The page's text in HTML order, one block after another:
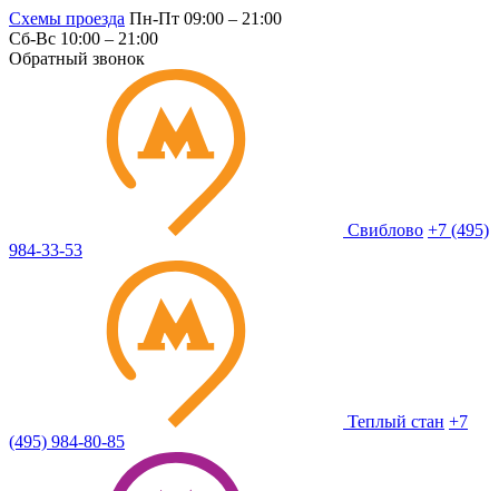
Схемы проезда Пн-Пт 09:00 – 21:00
Сб-Вс 10:00 – 21:00
Обратный звонок
Свиблово +7 (495)
984-33-53
Теплый стан +7
(495) 984-80-85